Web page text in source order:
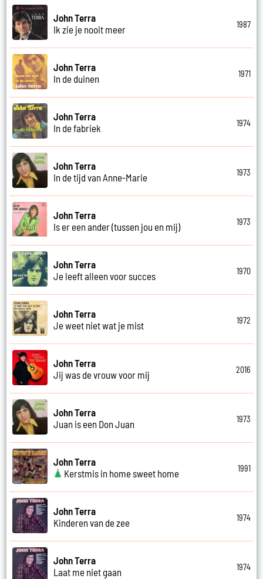
John Terra
Ik zie je nooit meer
1987
John Terra
In de duinen
1971
John Terra
In de fabriek
1974
John Terra
In de tijd van Anne-Marie
1973
John Terra
Is er een ander (tussen jou en mij)
1973
John Terra
Je leeft alleen voor succes
1970
John Terra
Je weet niet wat je mist
1972
John Terra
Jij was de vrouw voor mij
2016
John Terra
Juan is een Don Juan
1973
John Terra
Kerstmis in home sweet home
1991
John Terra
Kinderen van de zee
1974
John Terra
Laat me niet gaan
1974